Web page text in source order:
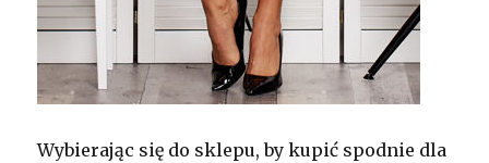
Wybierając się do sklepu, by kupić spodnie dla